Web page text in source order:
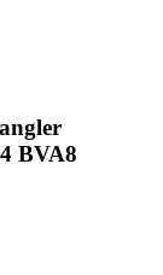
BVA8